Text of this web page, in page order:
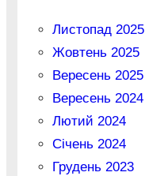
Листопад 2025
Жовтень 2025
Вересень 2025
Вересень 2024
Лютий 2024
Січень 2024
Грудень 2023